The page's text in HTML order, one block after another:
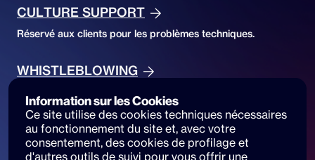
CULTURE SUPPORT
Réservé aux clients pour les problèmes techniques.
WHISTLEBLOWING
Accessibility
ACCESSIBILITY DECLARATION
Information sur les Cookies
Ce site utilise des cookies techniques nécessaires
au fonctionnement du site et, avec votre
consentement, des cookies de profilage et
d'autres outils de suivi pour vous offrir une